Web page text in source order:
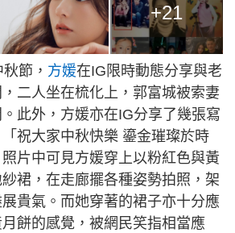
+21
節， 方媛在IG限時動態分享與老
二人坐在梳化上，郭富城被索妻
此外，方媛亦在IG分享了幾張寫
祝大家中秋快樂 鎏金璀璨於時
片中可見方媛穿上以粉紅色與黃
裙，在走廊擺各種姿勢拍照，架
貴氣。而她穿著的裙子亦十分應
餅的感覺，被網民笑指相當應